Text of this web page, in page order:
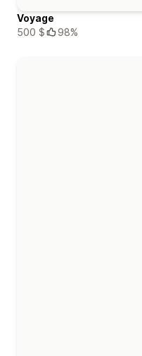
Voyage
500 $
98%